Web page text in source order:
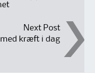
Next Post
kræft i dag